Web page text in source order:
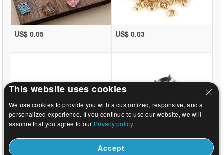
US$ 0.05 US$ 0.03
This website uses cookies
We use cookies to provide you with a customized, responsive, and a
personalized experience. If you continue to use our website, we will
assume that you agree to our Privacy policy.
Accept